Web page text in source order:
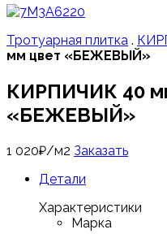
Тротуарная плитка .
мм цвет «БЕЖЕВЫЙ»
КИРПИЧИК 40
«БЕЖЕВЫЙ»
1 020₽/м2 Заказать
Детали
Характеристики
Марка